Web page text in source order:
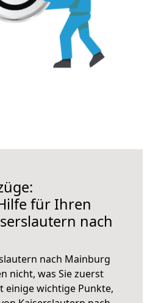
für Ihren
nach
nach Mainburg
nicht, was Sie zuerst
einige wichtige Punkte,